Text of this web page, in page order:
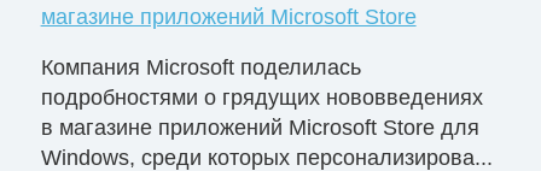
магазине приложений Microsoft Store
Компания Microsoft поделилась
подробностями о грядущих нововведениях
в магазине приложений Microsoft Store для
Windows, среди которых персонализирова...